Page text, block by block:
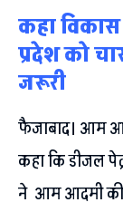
कहा
प्रदेश को
जरूरी
फैजाबाद। आम
कहा कि डीजल
ने आम आदमी की